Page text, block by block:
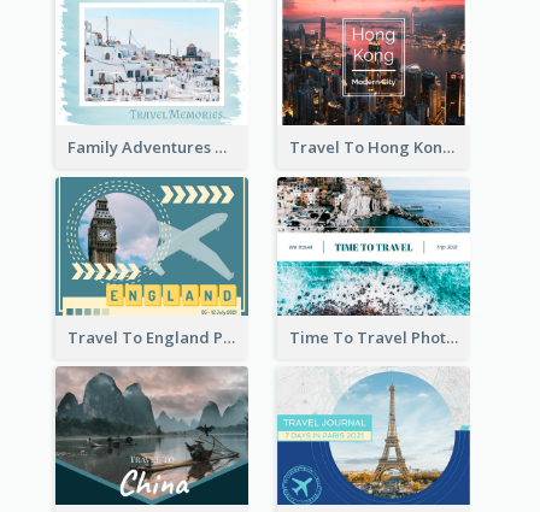
Family Adventures Travel Photo Book Travel To Hong Kong Photo Book
Travel To England Photo Book Time To Travel Photo Book